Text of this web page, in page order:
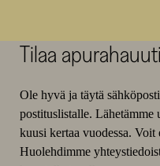
Tilaa
Ole hyvä ja täytä
postituslistalle. Lähetämme
kuusi kertaa vuodessa.
Huolehdimme